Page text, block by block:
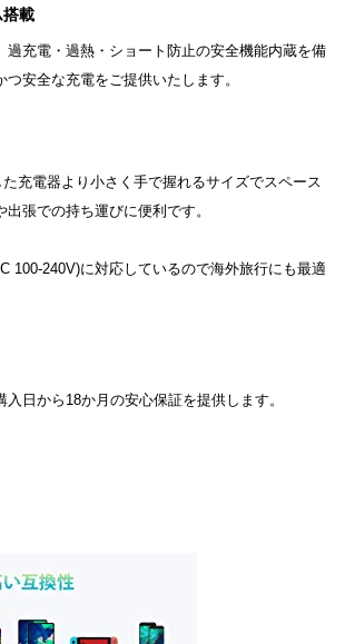
搭載
過充電・過熱・ショート防止の安全機能内蔵を備
つ安全な充電をご提供いたします。
充電器より小さく手で握れるサイズでスペース
張での持ち運びに便利です。
100-240V)に対応しているので海外旅行にも最適
日から18か月の安心保証を提供します。